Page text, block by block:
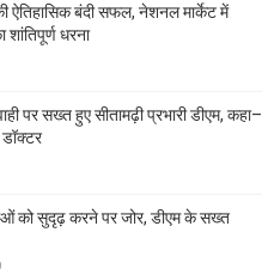
ऐतिहासिक बंदी सफल, नेशनल मार्केट में
धरना
पर सख्त हुए सीतामढ़ी प्रभारी डीएम, कहा–
को सुदृढ़ करने पर जोर, डीएम के सख्त